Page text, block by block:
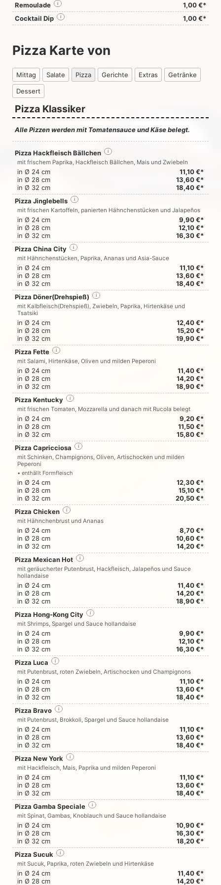
Remoulade
i
1,00 €*
Cocktail Dip
i 1,00 €*
Pizza Karte von
Mittag Salate Pizza Gerichte Extras Getränke
Dessert
Pizza Klassiker
Alle Pizzen werden mit Tomatensauce und Käse belegt.
Pizza Hackfleisch Bällchen i
mit frischem Paprika, Hackfleisch Bällchen, Mais und Zwiebeln
in Ø 24 cm
11,10 €*
in Ø 28 cm
13,60 €*
in Ø 32 cm
18,40 €*
Pizza Jinglebells
i
mit frischen Kartoffeln, panierten Hähnchenstücken und Jalapeños
in Ø 24 cm
9,90 €*
in Ø 28 cm
12,10 €*
in Ø 32 cm
16,30 €*
Pizza China City
i
mit Hähnchenstücken, Paprika, Ananas und Asia-Sauce
in Ø 24 cm
11,10 €*
in Ø 28 cm
13,60 €*
in Ø 32 cm
18,40 €*
Pizza Döner(Drehspieß)
i
mit Kalbfleisch(Drehspieß), Zwiebeln, Paprika, Hirtenkäse und
Tsatsiki
in Ø 24 cm
12,40 €*
in Ø 28 cm
15,20 €*
in Ø 32 cm
19,90 €*
Pizza Fette
i
mit Salami, Hirtenkäse, Oliven und milden Peperoni
in Ø 24 cm
11,40 €*
in Ø 28 cm
14,20 €*
in Ø 32 cm
18,90 €*
Pizza Kentucky
i
mit frischen Tomaten, Mozzarella und danach mit Rucola belegt
in Ø 24 cm
9,20 €*
in Ø 28 cm
11,50 €*
in Ø 32 cm
15,80 €*
Pizza Capricciosa
i
mit Schinken, Champignons, Oliven, Artischocken und milden
Peperoni
• enthällt Formfleisch
in Ø 24 cm
12,30 €*
in Ø 28 cm
15,10 €*
in Ø 32 cm
20,50 €*
Pizza Chicken
i
mit Hähnchenbrust und Ananas
in Ø 24 cm
8,70 €*
in Ø 28 cm
10,60 €*
in Ø 32 cm
14,20 €*
Pizza Mexican Hot
i
mit geräucherter Putenbrust, Hackfleisch, Jalapeños und Sauce
hollandaise
in Ø 24 cm
11,40 €*
in Ø 28 cm
14,20 €*
in Ø 32 cm
18,90 €*
Pizza Hong-Kong City
i
mit Shrimps, Spargel und Sauce hollandaise
in Ø 24 cm
9,90 €*
in Ø 28 cm
12,10 €*
in Ø 32 cm
16,30 €*
Pizza Luca
i
mit Putenbrust, roten Zwiebeln, Artischocken und Champignons
in Ø 24 cm
11,10 €*
in Ø 28 cm
13,60 €*
in Ø 32 cm
18,40 €*
Pizza Bravo
i
mit Putenbrust, Brokkoli, Spargel und Sauce hollandaise
in Ø 24 cm
11,10 €*
in Ø 28 cm
13,60 €*
in Ø 32 cm
18,40 €*
Pizza New York
i
mit Hackfleisch, Mais, Paprika und milden Peperoni
in Ø 24 cm
11,10 €*
in Ø 28 cm
13,60 €*
in Ø 32 cm
18,40 €*
Pizza Gamba Speciale
i
mit Spinat, Gambas, Knoblauch und Sauce hollandaise
in Ø 24 cm
10,90 €*
in Ø 28 cm
16,30 €*
in Ø 32 cm
18,20 €*
Pizza Sucuk
i
mit Sucuk, Paprika, roten Zwiebeln und Hirtenkäse
in Ø 24 cm
11,40 €*
in Ø 28 cm
14,20 €*